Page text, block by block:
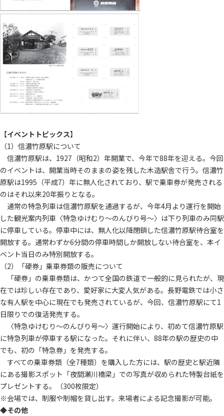
【イベントトピックス】
（1）信濃竹原駅について
信濃竹原駅は、1927（昭和2）年開業で、今年で88年を迎える。今回
のイベントは、開業当時そのままの姿を残した木造駅舎で行う。信濃竹
原駅は1995（平成7）年に無人化されており、駅で乗車券が発売される
のはそれ以来20年振りとなる。
通常の特急列車は信濃竹原駅を通過するが、今年4月より運行を開始
した観光案内列車〈特急ゆけむり～のんびり号～〉は下り列車のみ同駅
に停車している。停車中には、無人化以降閉鎖した信濃竹原駅待合室を
開放する。通常わずか6分間の停車時間しか開放しない待合室を、本イ
ベント当日のみ特別開放する。
（2）「硬券」乗車券類の販売について
「硬券」の乗車券類は、かつて全国の鉄道で一般的に見られたが、現
在では珍しい存在であり、愛好家に大変人気がある。長野電鉄では小さ
な有人駅を中心に現在でも発売されているが、今回、信濃竹原駅にて1
日限りでの復活発売する。
〈特急ゆけむり～のんびり号～〉運行開始により、初めて信濃竹原駅
に特急列車が停車する駅になった。それに伴い、88年の駅の歴史の中
でも、初の「特急券」を発売する。
すべての乗車券類（全7種類）を購入した方には、駅の歴史と駅近隣
にある撮影スポット「夜間瀬川橋梁」での写真が収められた特製台紙を
プレゼントする。（300枚限定）
※会場では、制服や制帽を貸し出す。来場者による記念撮影が可能。
◆その他